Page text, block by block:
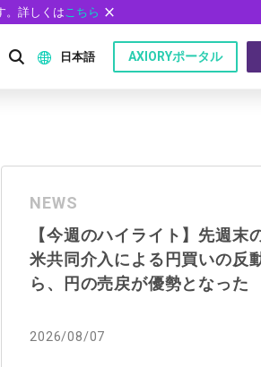
。詳しくはこちら
日本語
日本語
عربى
Русский
Español
Tiếng Việt
AXIORYポータル
NEWS
【今週のハイライト】先週末
米共同介入による円買いの反
ら、円の売戻が優勢となった
2026/08/07